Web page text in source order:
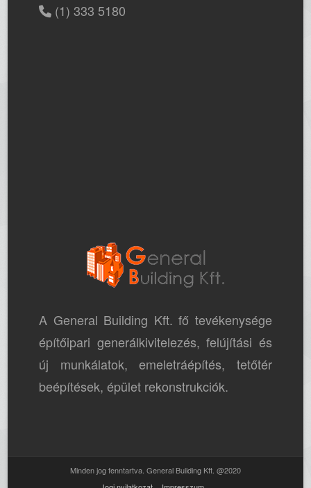
(1) 333 5180
A General Building Kft. fő tevékenysége
építőipari generálkivitelezés, felújítási és
új munkálatok, emeletráépítés, tetőtér
beépítések, épület rekonstrukciók.
Minden jog fenntartva. General Building Kft. @2020